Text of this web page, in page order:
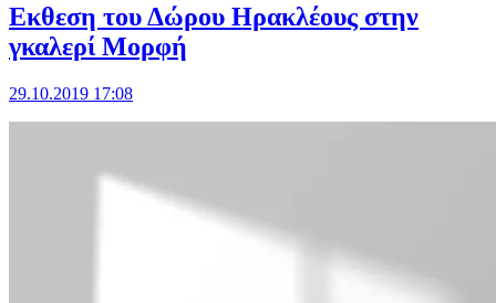
Εκθεση του Δώρου Ηρακλέους στην
γκαλερί Μορφή
29.10.2019 17:08